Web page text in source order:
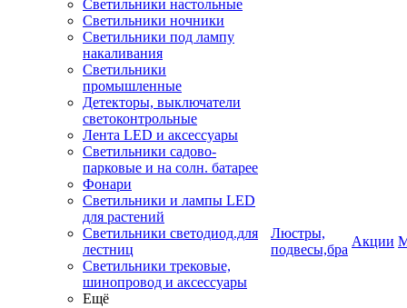
Светильники настольные
Светильники ночники
Светильники под лампу
накаливания
Светильники
промышленные
Детекторы, выключатели
светоконтрольные
Лента LED и аксессуары
Светильники садово-
парковые и на солн. батарее
Фонари
Светильники и лампы LED
для растений
Светильники светодиод.для
лестниц
Светильники трековые,
шинопровод и аксессуары
Ещё
Люстры,
подвесы,бра
Акции